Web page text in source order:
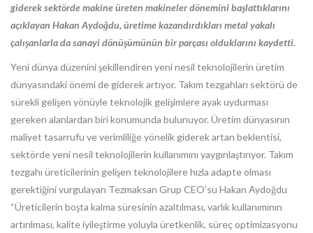
giderek sektörde makine üreten makineler dönemini başlattıklarını
açıklayan Hakan Aydoğdu, üretime kazandırdıkları metal yakalı
çalışanlarla da sanayi dönüşümünün bir parçası olduklarını kaydetti.
Yeni dünya düzenini şekillendiren yeni nesil teknolojilerin üretim
dünyasındaki önemi de giderek artıyor. Takım tezgahları sektörü de
sürekli gelişen yönüyle teknolojik gelişimlere ayak uydurması
gereken alanlardan biri konumunda bulunuyor. Üretim dünyasının
maliyet tasarrufu ve verimliliğe yönelik giderek artan beklentisi,
sektörde yeni nesil teknolojilerin kullanımını yaygınlaştırıyor. Takım
tezgahı üreticilerinin gelişen teknolojilere hızla adapte olması
gerektiğini vurgulayan Tezmaksan Grup CEO’su Hakan Aydoğdu
“Üreticilerin boşta kalma süresinin azaltılması, varlık kullanımının
artırılması, kalite iyileştirme yoluyla üretkenlik, süreç optimizasyonu